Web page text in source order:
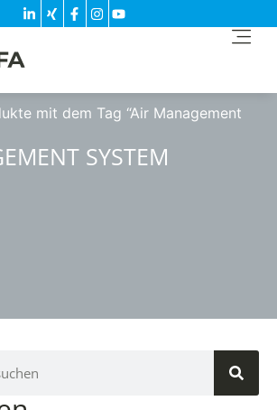
mit dem Tag “Air Management
SYSTEM